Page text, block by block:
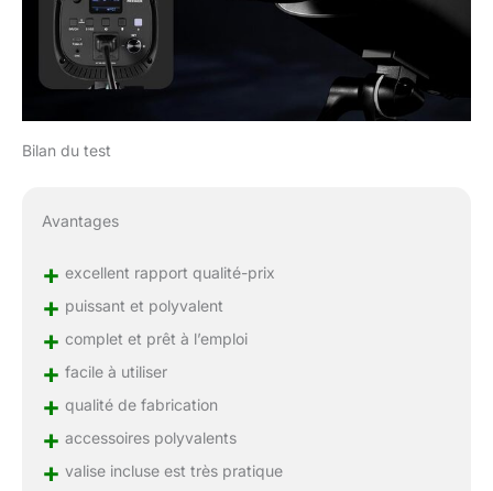
Bilan du test
Avantages
+ excellent rapport qualité-prix
+ puissant et polyvalent
+ complet et prêt à l’emploi
+ facile à utiliser
+ qualité de fabrication
+ accessoires polyvalents
+ valise incluse est très pratique